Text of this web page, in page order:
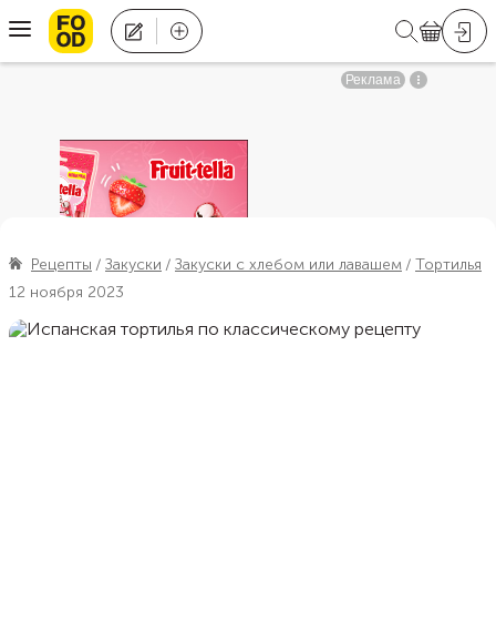
Рецепты Закуски Закуски с хлебом или лавашем
Тортилья
12 ноября 2023